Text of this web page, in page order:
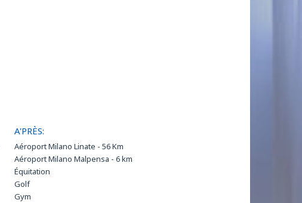
A'PRÈS:
Aéroport Milano Linate - 56 Km
Aéroport Milano Malpensa - 6 km
Équitation
Golf
Gym